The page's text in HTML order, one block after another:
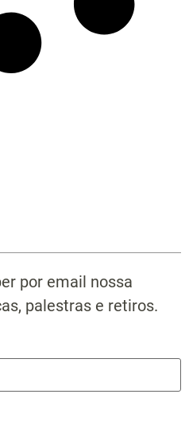
por email nossa
palestras e retiros.